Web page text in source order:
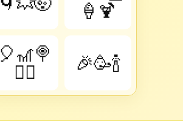
🍦🍹
🎈🎢🍭
🤹‍♂️
🎉🥳🍾